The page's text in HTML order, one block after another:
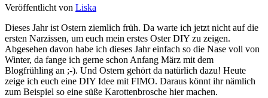
Veröffentlicht von Liska
Dieses Jahr ist Ostern ziemlich früh. Da warte ich jetzt nicht auf die
ersten Narzissen, um euch mein erstes Oster DIY zu zeigen.
Abgesehen davon habe ich dieses Jahr einfach so die Nase voll von
Winter, da fange ich gerne schon Anfang März mit dem
Blogfrühling an ;-). Und Ostern gehört da natürlich dazu! Heute
zeige ich euch eine DIY Idee mit FIMO. Daraus könnt ihr nämlich
zum Beispiel so eine süße Karottenbrosche hier machen.